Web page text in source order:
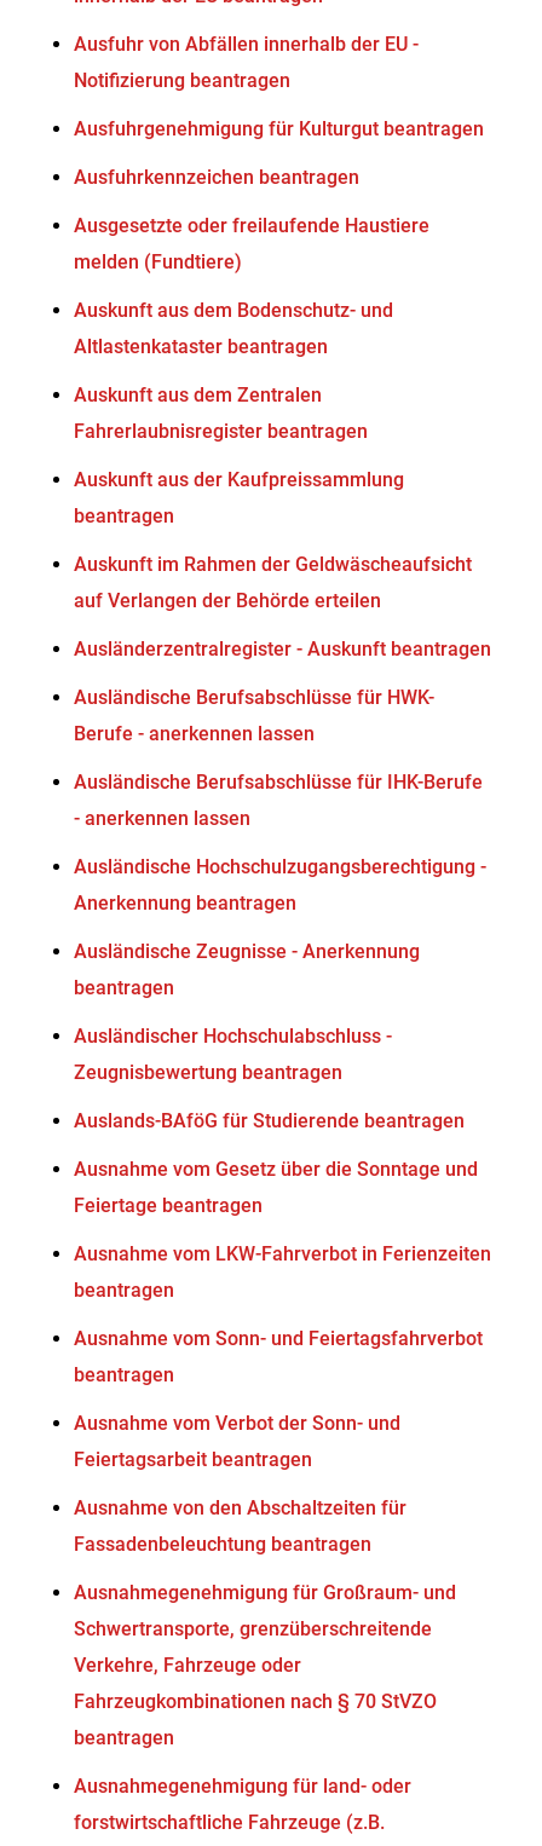
Ausfuhr von Abfällen innerhalb der EU -
Notifizierung beantragen
Ausfuhrgenehmigung für Kulturgut beantragen
Ausfuhrkennzeichen beantragen
Ausgesetzte oder freilaufende Haustiere
melden (Fundtiere)
Auskunft aus dem Bodenschutz- und
Altlastenkataster beantragen
Auskunft aus dem Zentralen
Fahrerlaubnisregister beantragen
Auskunft aus der Kaufpreissammlung
beantragen
Auskunft im Rahmen der Geldwäscheaufsicht
auf Verlangen der Behörde erteilen
Ausländerzentralregister - Auskunft beantragen
Ausländische Berufsabschlüsse für HWK-
Berufe - anerkennen lassen
Ausländische Berufsabschlüsse für IHK-Berufe
- anerkennen lassen
Ausländische Hochschulzugangsberechtigung -
Anerkennung beantragen
Ausländische Zeugnisse - Anerkennung
beantragen
Ausländischer Hochschulabschluss -
Zeugnisbewertung beantragen
Auslands-BAföG für Studierende beantragen
Ausnahme vom Gesetz über die Sonntage und
Feiertage beantragen
Ausnahme vom LKW-Fahrverbot in Ferienzeiten
beantragen
Ausnahme vom Sonn- und Feiertagsfahrverbot
beantragen
Ausnahme vom Verbot der Sonn- und
Feiertagsarbeit beantragen
Ausnahme von den Abschaltzeiten für
Fassadenbeleuchtung beantragen
Ausnahmegenehmigung für Großraum- und
Schwertransporte, grenzüberschreitende
Verkehre, Fahrzeuge oder
Fahrzeugkombinationen nach § 70 StVZO
beantragen
Ausnahmegenehmigung für land- oder
forstwirtschaftliche Fahrzeuge (z.B.